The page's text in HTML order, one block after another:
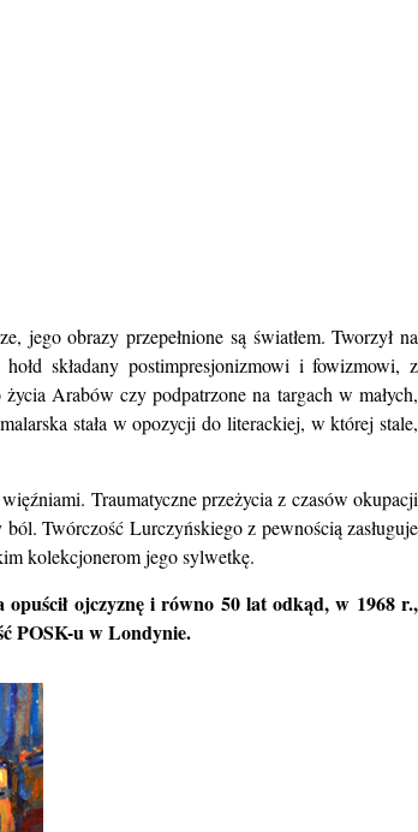
jego obrazy przepełnione są światłem.Tworzył na
hołd składany postimpresjonizmowi i fowizmowi,z
Arabów czy podpatrzone na targach w małych,
stała w opozycji do literackiej, w której stale,
Traumatyczne przeżycia z czasów okupacji
ból.Twórczość Lurczyńskiego z pewnością zasługuje
kolekcjonerom jego sylwetkę.
ojczyznę i równo 50 lat odkąd, w 1968 r.,
POSK-u w Londynie.